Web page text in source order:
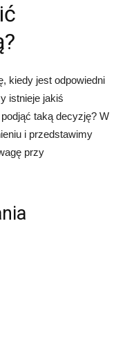
kiedy jest odpowiedni
istnieje jakiś
taką decyzję? W
i przedstawimy
przy